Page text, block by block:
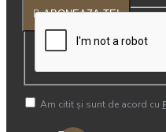
ABONEAZA-TE!
Am citit şi sunt de acord cu